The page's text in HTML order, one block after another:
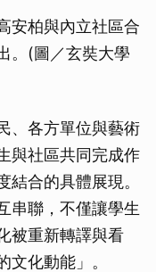
安柏與內立社區合
。(圖／玄奘大學
、各方單位與藝術
與社區共同完成作
合的具體展現。
串聯，不僅讓學生
被重新轉譯與看
文化動能」。